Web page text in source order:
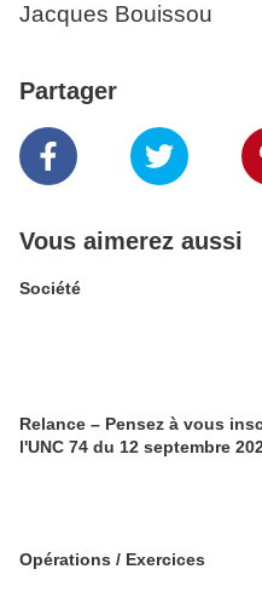
Jacques Bouissou
Partager
Vous aimerez aussi
Société
Relance – Pensez à vous
l'UNC 74 du 12 septembre
Opérations / Exercices